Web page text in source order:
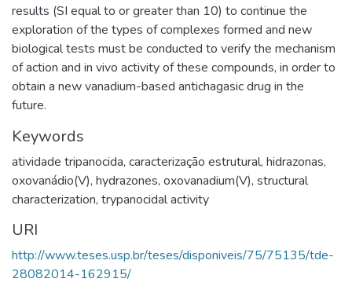
results (SI equal to or greater than 10) to continue the
exploration of the types of complexes formed and new
biological tests must be conducted to verify the mechanism
of action and in vivo activity of these compounds, in order to
obtain a new vanadium-based antichagasic drug in the
future.
Keywords
atividade tripanocida, caracterização estrutural, hidrazonas,
oxovanádio(V), hydrazones, oxovanadium(V), structural
characterization, trypanocidal activity
URI
http://www.teses.usp.br/teses/disponiveis/75/75135/tde-
28082014-162915/